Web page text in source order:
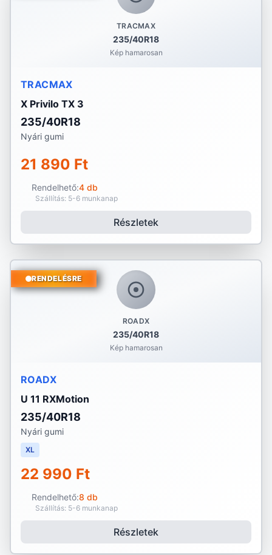
TRACMAX
235/40R18
Kép hamarosan
TRACMAX
X Privilo TX 3
235/40R18
Nyári gumi
21 890 Ft
Rendelhető:4 db
Szállítás: 5-6 munkanap
Részletek
ROADX
235/40R18
Kép hamarosan
RENDELÉSRE
ROADX
U 11 RXMotion
235/40R18
Nyári gumi
XL
22 990 Ft
Rendelhető:8 db
Szállítás: 5-6 munkanap
Részletek